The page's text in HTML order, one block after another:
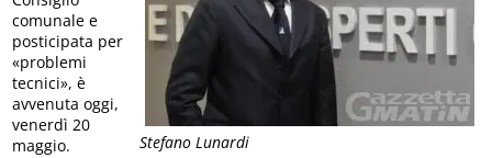
Stefano Lunardi
comunale e
posticipata per
«problemi
tecnici», è
avvenuta oggi,
venerdì 20
maggio.